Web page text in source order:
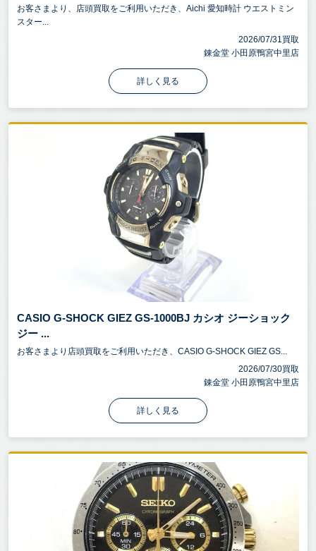
お客さまより、店頭買取をご利用いただき、Aichi 愛知時計 ウエストミン
スター...
2026/07/31買取
錬金堂 小田原鴨宮中里店
詳しく見る
CASIO G-SHOCK GIEZ GS-1000BJ カシオ ジーショック
ジー ...
お客さまより店頭買取をご利用いただき、CASIO G-SHOCK GIEZ GS...
2026/07/30買取
錬金堂 小田原鴨宮中里店
詳しく見る